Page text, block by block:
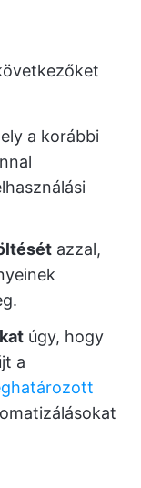
a korábbi
azzal,
úgy, hogy
a